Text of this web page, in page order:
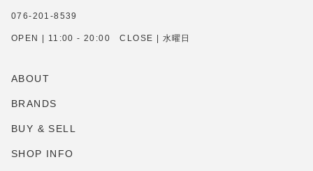
076-201-8539
OPEN | 11:00 - 20:00 CLOSE | 水曜日
ABOUT
BRANDS
BUY & SELL
SHOP INFO